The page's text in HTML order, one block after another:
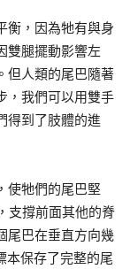
衡，因為牠有與身
雙腿擺動影響左
但人類的尾巴隨著
，我們可以用雙手
得到了肢體的進
使牠們的尾巴堅
支撐前面其他的脊
尾巴在垂直方向幾
本保存了完整的尾